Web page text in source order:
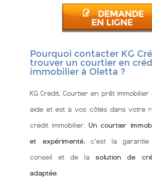
DEMANDE
EN LIGNE
Pourquoi contacter KG
trouver un courtier en
immobilier à Oletta ?
KG Crédit, Courtier en prêt immobilier
aide et est à vos côtés dans votre
crédit immobilier. Un courtier
et expérimenté, c'est la garantie
conseil et de la solution de
adaptée